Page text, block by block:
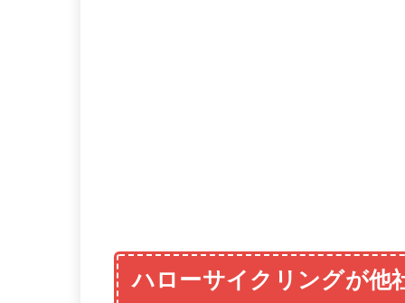
ハローサイクリングが他